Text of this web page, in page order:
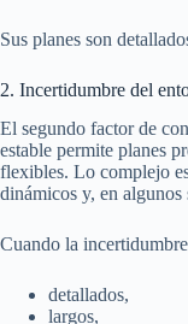
Sus planes son
2. Incertidumbre del
El segundo factor de
estable permite planes
flexibles. Lo complejo
dinámicos y, en algunos
Cuando la
detallados,
largos,